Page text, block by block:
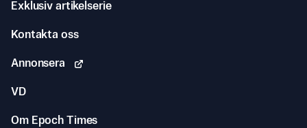
Exklusiv artikelserie
Kontakta oss
Annonsera
VD
Om Epoch Times